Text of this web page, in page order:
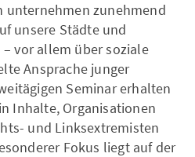
unternehmen zunehmend
unsere Städte und
vor allem über soziale
Ansprache junger
Seminar erhalten
Inhalte, Organisationen
und Linksextremisten
Fokus liegt auf der